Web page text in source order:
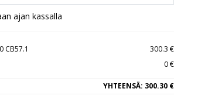
ajan kassalla
CB57.1
300.3 €
0 €
YHTEENSÄ: 300.30 €